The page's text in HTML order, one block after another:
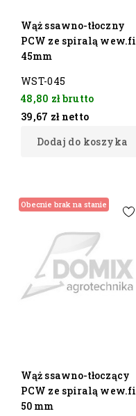
Wąż ssawno-tłoczny
PCW ze spiralą wew.fi
45mm
WST-045
48,80 złbrutto
39,67 zł netto
Dodaj do koszyka
Obecnie brak na stanie
Wąż ssawno-tłoczący
PCW ze spiralą wew.fi
50 mm